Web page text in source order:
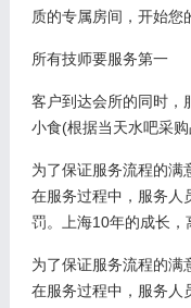
质的专属房间，开始您
所有技师要服务第一
客户到达会所的同时，
小食(根据当天水吧采购
为了保证服务流程的满
在服务过程中，服务人
罚。上海10年的成长，
为了保证服务流程的满
在服务过程中，服务人